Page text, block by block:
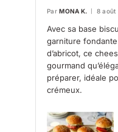
Par MONA K. 8 août
Avec sa base
garniture
d’abricot, ce
gourmand
préparer, idéale
crémeux.